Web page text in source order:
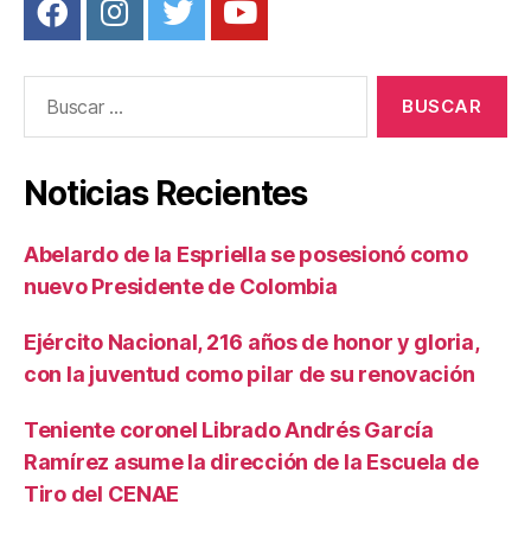
Noticias Recientes
Abelardo de la Espriella se posesionó como
nuevo Presidente de Colombia
Ejército Nacional, 216 años de honor y gloria,
con la juventud como pilar de su renovación
Teniente coronel Librado Andrés García
Ramírez asume la dirección de la Escuela de
Tiro del CENAE